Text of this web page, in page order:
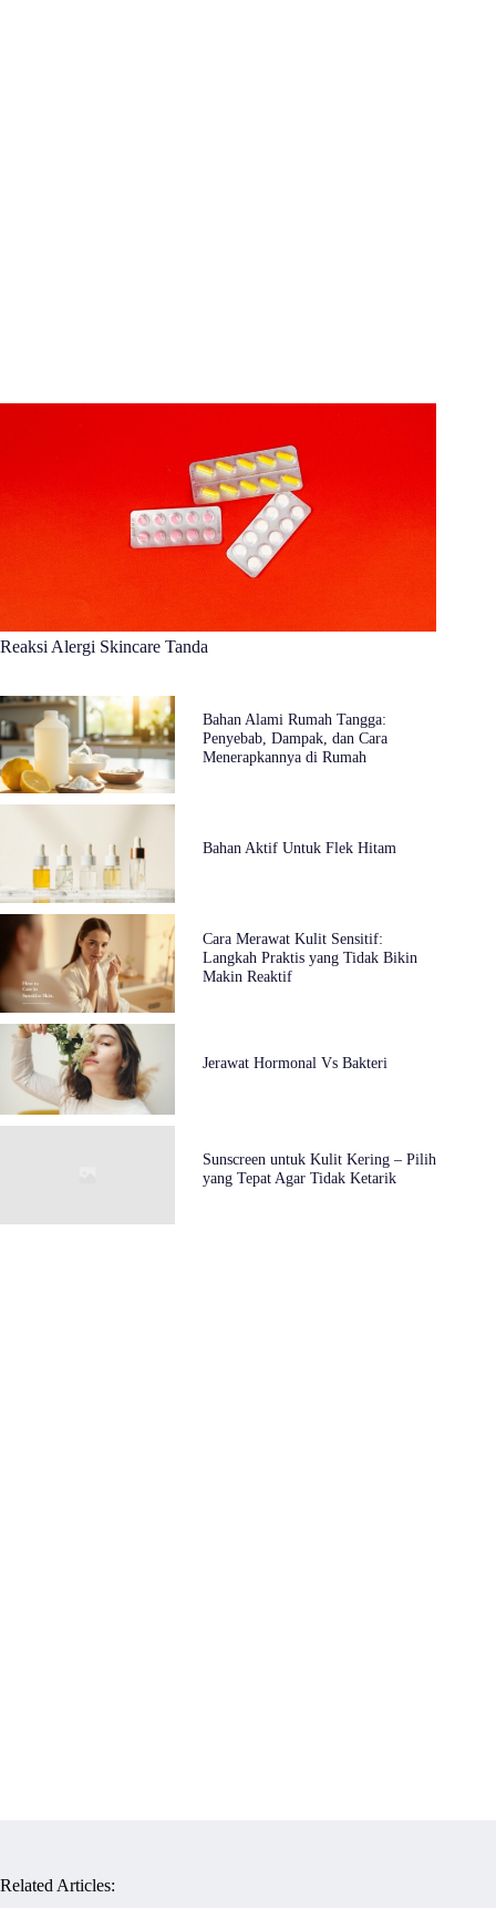
Reaksi Alergi Skincare Tanda
Bahan Alami Rumah Tangga:
Penyebab, Dampak, dan Cara
Menerapkannya di Rumah
Bahan Aktif Untuk Flek Hitam
Cara Merawat Kulit Sensitif:
Langkah Praktis yang Tidak Bikin
Makin Reaktif
Jerawat Hormonal Vs Bakteri
Sunscreen untuk Kulit Kering – Pilih
yang Tepat Agar Tidak Ketarik
Related Articles: